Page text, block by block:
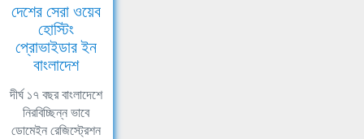
দেশের সেরা ওয়েব
হোস্টিং
প্রোভাইডার ইন
বাংলাদেশ
দীর্ঘ ১৭ বছর বাংলাদেশে
নিরবিচ্ছিন্ন ভাবে
ডোমেইন রেজিস্ট্রেশন